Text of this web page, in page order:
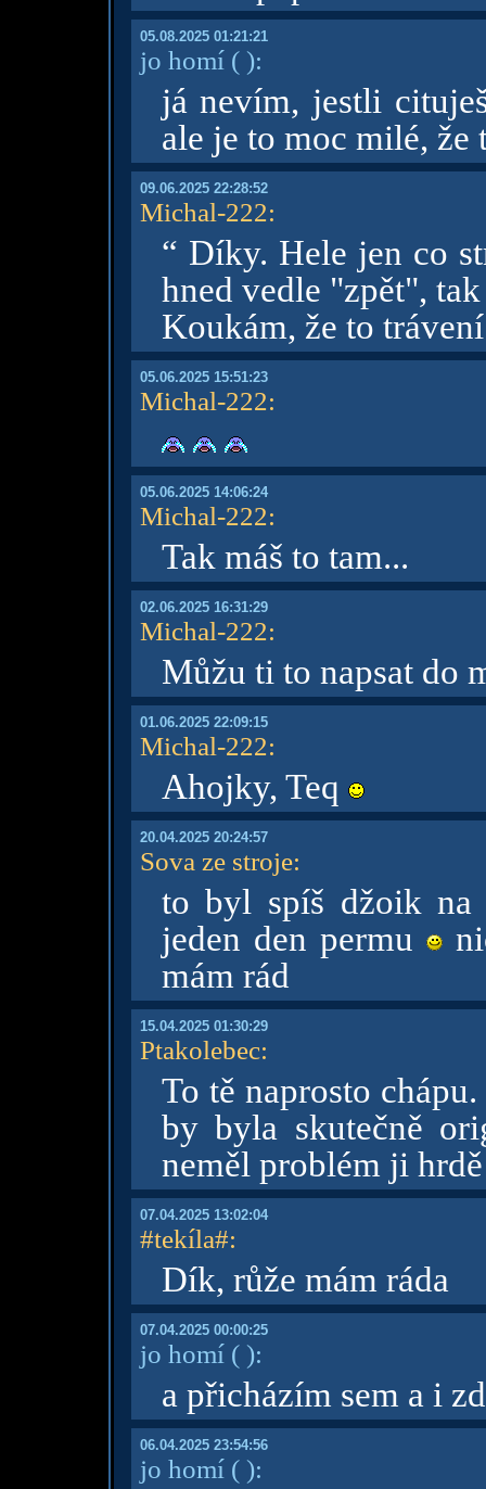
05.08.2025 01:21:21
jo homí( ):
já nevím, jestli
ale je to moc milé,
09.06.2025 22:28:52
Michal-222:
“ Díky. Hele jen co
hned vedle "zpět",
Koukám, že to
05.06.2025 15:51:23
Michal-222:
05.06.2025 14:06:24
Michal-222:
Tak máš to tam...
02.06.2025 16:31:29
Michal-222:
Můžu ti to napsat do
01.06.2025 22:09:15
Michal-222:
Ahojky, Teq
20.04.2025 20:24:57
Sova ze stroje:
to byl spíš džoik
jeden den permu
mám rád
15.04.2025 01:30:29
Ptakolebec:
To tě naprosto
by byla skutečně
neměl problém ji
07.04.2025 13:02:04
#tekíla#:
Dík, růže mám ráda
07.04.2025 00:00:25
jo homí( ):
a přicházím sem a i
06.04.2025 23:54:56
jo homí( ):